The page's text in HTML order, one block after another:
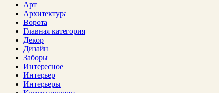
Арт
Архитектура
Ворота
Главная категория
Декор
Дизайн
Заборы
Интересное
Интерьер
Интерьеры